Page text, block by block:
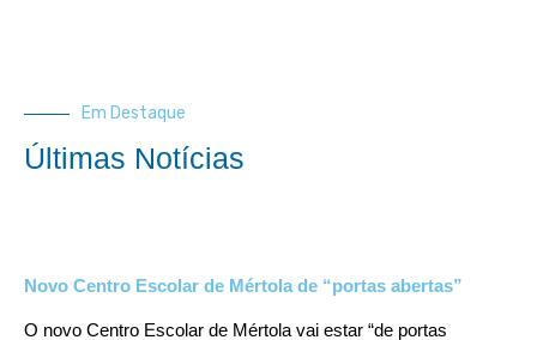
Em Destaque
Últimas Notícias
Novo Centro Escolar de Mértola de “portas abertas”
O novo Centro Escolar de Mértola vai estar “de portas